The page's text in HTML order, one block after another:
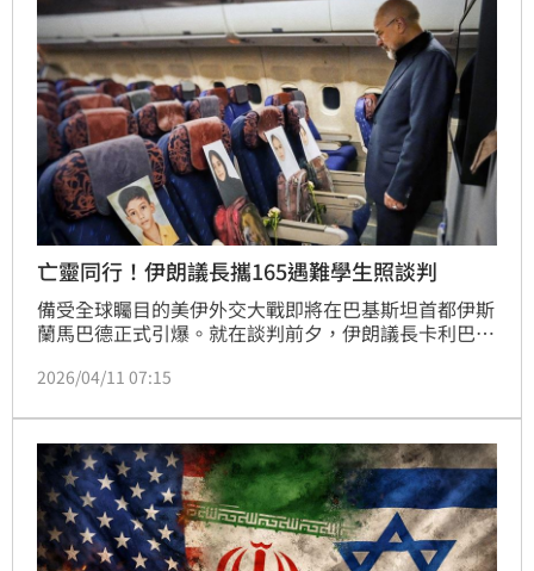
亡靈同行！伊朗議長攜165遇難學生照談判
備受全球矚目的美伊外交大戰即將在巴基斯坦首都伊斯
蘭馬巴德正式引爆。就在談判前夕，伊朗議長卡利巴夫
一張震撼國際的機艙照片。照片中，他身旁的商務艙座
的米納卜（Minab）女子學校學生遺照，座椅上還放著
沾滿塵土的書包與鮮花。卡利巴夫感性發文稱這些孩子
是「我這次飛行的同伴」，此舉被視為德黑蘭在談判桌
前發動的強大輿論攻勢，意圖將平民傷亡議題化為談判
桌上的沉重籌碼。
2026/04/11 07:15